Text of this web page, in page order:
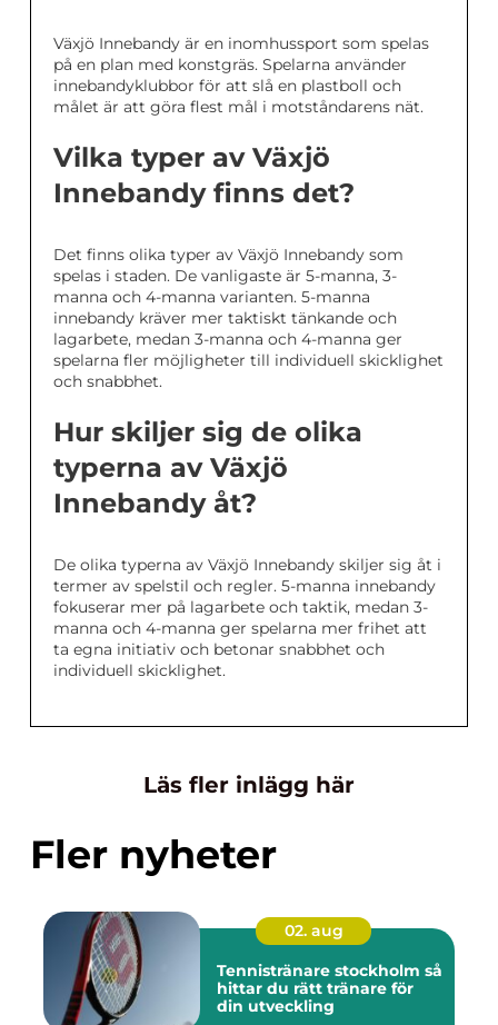
Växjö Innebandy är en inomhussport som spelas
på en plan med konstgräs. Spelarna använder
innebandyklubbor för att slå en plastboll och
målet är att göra flest mål i motståndarens nät.
Vilka typer av Växjö
Innebandy finns det?
Det finns olika typer av Växjö Innebandy som
spelas i staden. De vanligaste är 5-manna, 3-
manna och 4-manna varianten. 5-manna
innebandy kräver mer taktiskt tänkande och
lagarbete, medan 3-manna och 4-manna ger
spelarna fler möjligheter till individuell skicklighet
och snabbhet.
Hur skiljer sig de olika
typerna av Växjö
Innebandy åt?
De olika typerna av Växjö Innebandy skiljer sig åt i
termer av spelstil och regler. 5-manna innebandy
fokuserar mer på lagarbete och taktik, medan 3-
manna och 4-manna ger spelarna mer frihet att
ta egna initiativ och betonar snabbhet och
individuell skicklighet.
Läs fler inlägg här
Fler nyheter
02. aug
Tennistränare stockholm så
hittar du rätt tränare för
din utveckling